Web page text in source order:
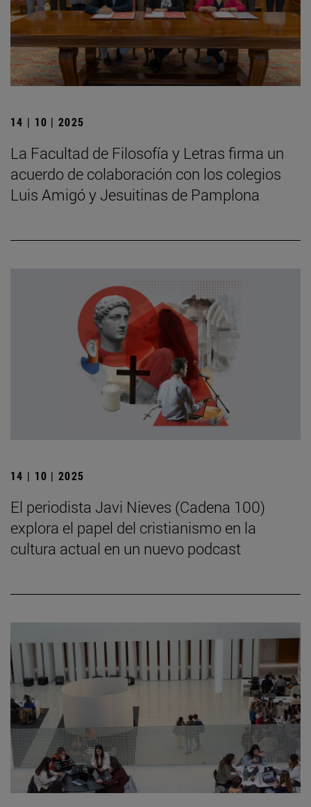
14 | 10 | 2025
La Facultad de Filosofía y Letras firma un
acuerdo de colaboración con los colegios
Luis Amigó y Jesuitinas de Pamplona
14 | 10 | 2025
El periodista Javi Nieves (Cadena 100)
explora el papel del cristianismo en la
cultura actual en un nuevo podcast